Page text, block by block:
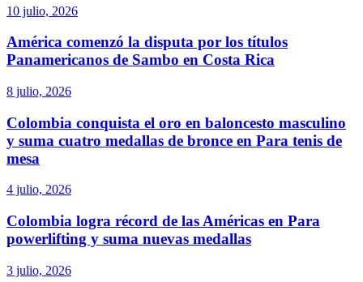
10 julio, 2026
América comenzó la disputa por los títulos
Panamericanos de Sambo en Costa Rica
8 julio, 2026
Colombia conquista el oro en baloncesto masculino
y suma cuatro medallas de bronce en Para tenis de
mesa
4 julio, 2026
Colombia logra récord de las Américas en Para
powerlifting y suma nuevas medallas
3 julio, 2026